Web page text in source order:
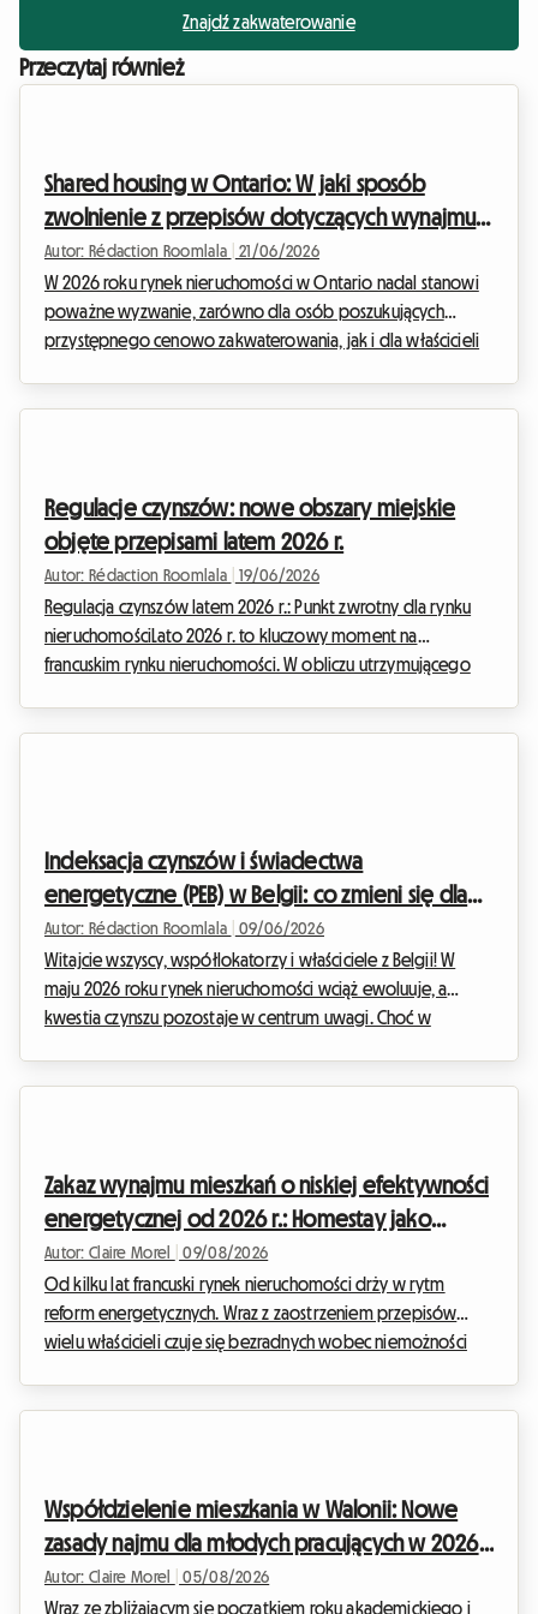
Znajdź zakwaterowanie
Przeczytaj również
Shared housing w Ontario: W jaki sposób
zwolnienie z przepisów dotyczących wynajmu
zachęca gospodarzy w 2026 roku
Autor: Rédaction Roomlala 21/06/2026
W 2026 roku rynek nieruchomości w Ontario nadal stanowi
poważne wyzwanie, zarówno dla osób poszukujących
przystępnego cenowo zakwaterowania, jak i dla właścicieli
często długotrwałymi procedurami narzucanymi przez
prowincję. Istni...
Regulacje czynszów: nowe obszary miejskie
objęte przepisami latem 2026 r.
Autor: Rédaction Roomlala 19/06/2026
Regulacja czynszów latem 2026 r.: Punkt zwrotny dla rynku
nieruchomościLato 2026 r. to kluczowy moment na
francuskim rynku nieruchomości. W obliczu utrzymującego
a na...
Indeksacja czynszów i świadectwa
energetyczne (PEB) w Belgii: co zmieni się dla
wspólnych mieszkań w 2026 roku
Autor: Rédaction Roomlala 09/06/2026
Witajcie wszyscy, współlokatorzy i właściciele z Belgii! W
maju 2026 roku rynek nieruchomości wciąż ewoluuje, a
kwestia czynszu pozostaje w centrum uwagi. Choć w
przypominać prawdziwy labirynt. Jest to szczególnie
widoczne, ...
Zakaz wynajmu mieszkań o niskiej efektywności
energetycznej od 2026 r.: Homestay jako
rozwiązanie prawne
Autor: Claire Morel 09/08/2026
Od kilku lat francuski rynek nieruchomości drży w rytm
reform energetycznych. Wraz z zaostrzeniem przepisów
wielu właścicieli czuje się bezradnych wobec niemożności
silną presję na właścicieli całych domów i mieszkań. Istnieje
jednak s...
Współdzielenie mieszkania w Walonii: Nowe
zasady najmu dla młodych pracujących w 2026
roku
Autor: Claire Morel 05/08/2026
Wraz ze zbliżającym się początkiem roku akademickiego i